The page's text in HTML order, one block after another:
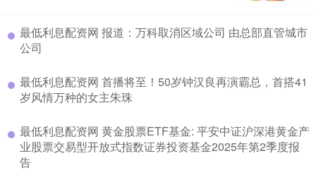
最低利息配资网 报道：万科取消区域公司 由总部直管城市
公司
最低利息配资网 首播将至！50岁钟汉良再演霸总，首搭41
岁风情万种的女主朱珠
最低利息配资网 黄金股票ETF基金: 平安中证沪深港黄金产
业股票交易型开放式指数证券投资基金2025年第2季度报
告